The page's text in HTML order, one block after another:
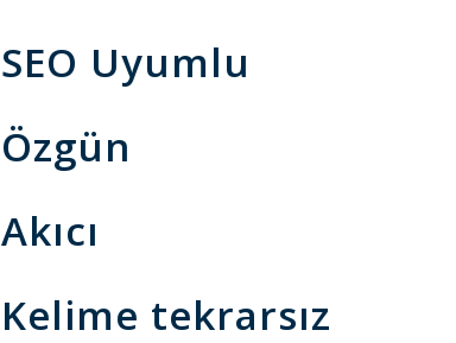
SEO Uyumlu
Özgün
Akıcı
Kelime tekrarsız